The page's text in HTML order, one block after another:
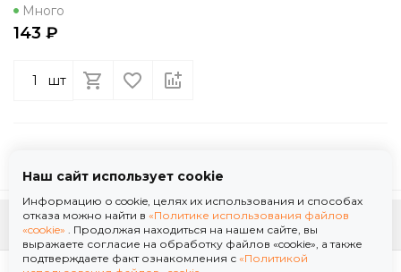
Много
143 ₽
шт
К началу страницы
Политика использования файлов «cookie»
Наш сайт использует cookie
Информацию о cookie, целях их использования и способах
отказа можно найти в «Политике использования файлов
«cookie» . Продолжая находиться на нашем сайте, вы
выражаете согласие на обработку файлов «cookie», а также
подтверждаете факт ознакомления с «Политикой